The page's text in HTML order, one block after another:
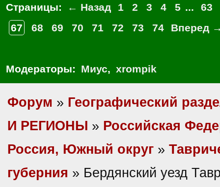
Страницы: ← Назад 1 2 3 4 5 ...
63
67
68 69 70 71 72 73 74 Вперед
Модераторы: Миус, xrompik
Форум » Географический
И РЕГИОНЫ » Российская
Россия, Южный округ »
губерния » Бердянский уезд